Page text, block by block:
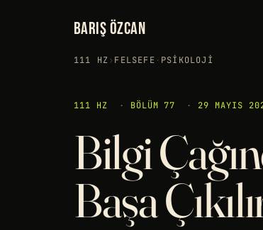
BARIŞ ÖZCAN
111 HZ› FELSEFE · PSIKOLOJI
111 HZ · BÖLÜM 77 · 29 MAYIS
Bilgi
Başa